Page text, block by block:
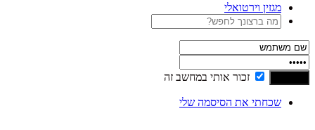
מגזין וירטואלי
זכור אותי במחשב זה
שכחתי את הסיסמה שלי